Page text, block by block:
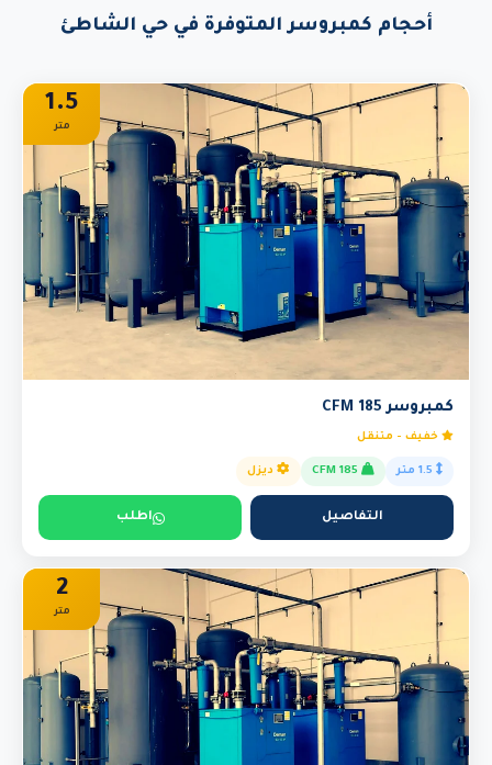
أحجام كمبروسر المتوفرة في حي الشاطئ
1.5
متر
كمبروسر 185 CFM
خفيف - متنقل
ديزل
التفاصيل اطلب
2
متر